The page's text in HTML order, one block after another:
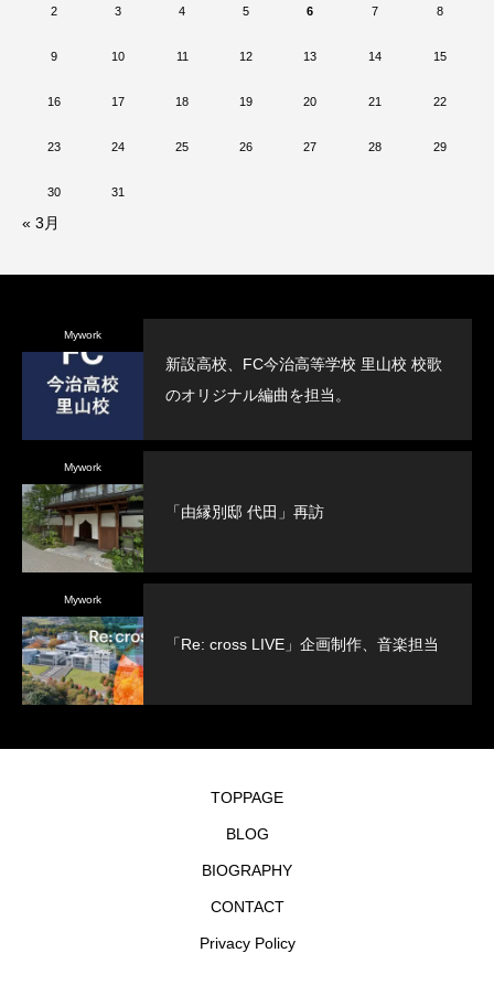
2 3 4 5 6 7 8
9 10 11 12 13 14 15
16 17 18 19 20 21 22
23 24 25 26 27 28 29
30 31
« 3月
Mywork
新設高校、FC今治高等学校 里山校 校歌
のオリジナル編曲を担当。
Mywork
「由縁別邸 代田」再訪
Mywork
「Re: cross LIVE」企画制作、音楽担当
TOPPAGE
BLOG
BIOGRAPHY
CONTACT
Privacy Policy